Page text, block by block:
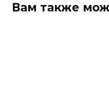
Вам также